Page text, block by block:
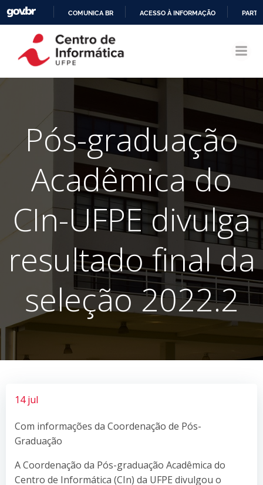
CONTEÚDO
COMUNICA BR ACESSO À INFORMAÇÃO
Pós-graduação
Acadêmica do
CIn-UFPE divulga
resultado final da
seleção 2022.2
14 jul
Com informações da Coordenação de Pós-
Graduação
A Coordenação da Pós-graduação Acadêmica do
Centro de Informática (CIn) da UFPE divulgou o